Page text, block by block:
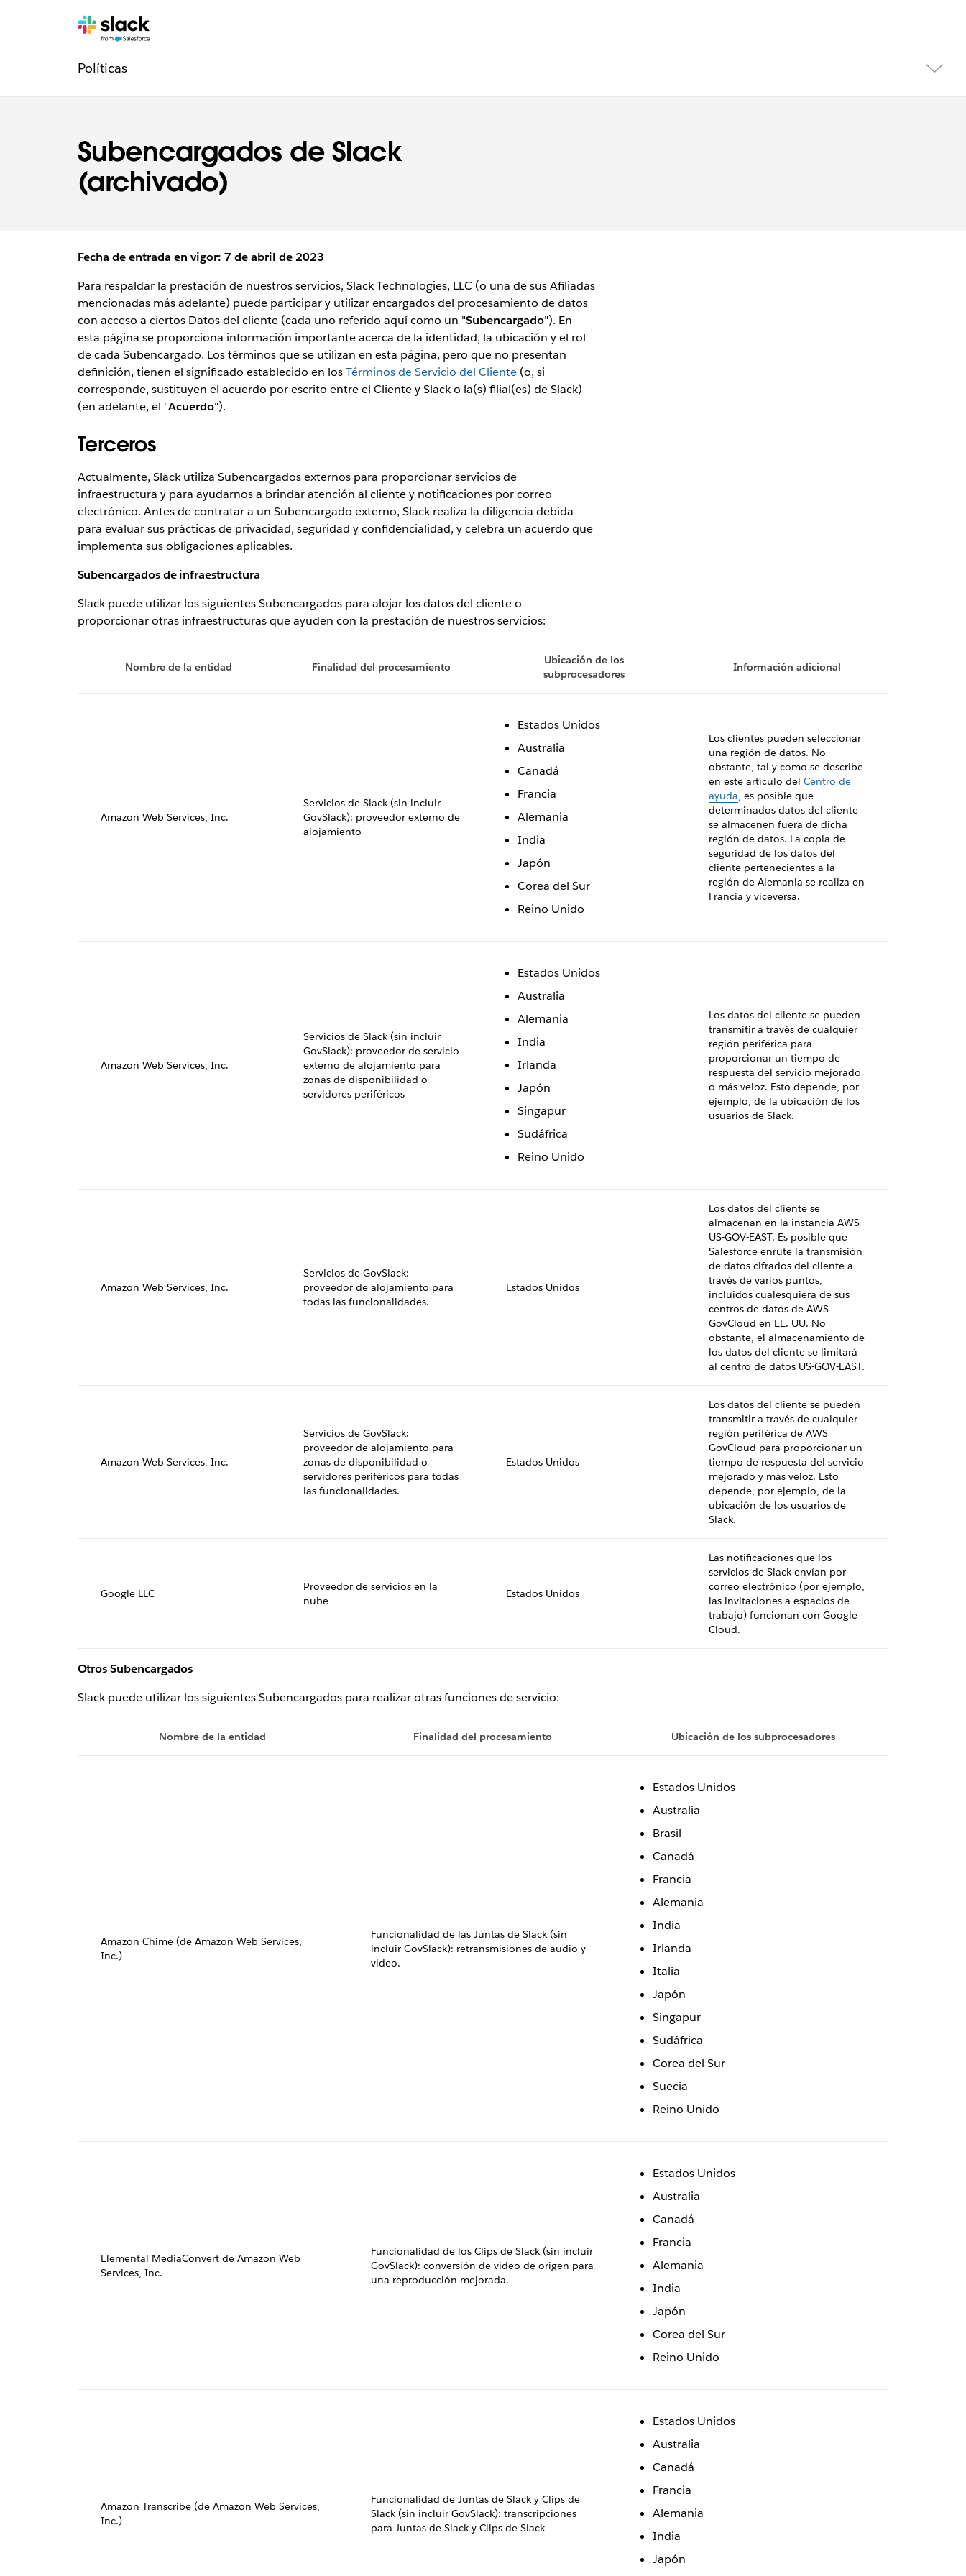
Subencargados de Slack
(archivado)
Páginas
Políticasadicionales
Fecha de entrada en vigor: 7 de abril de 2023
Para respaldar la prestación de nuestros servicios, Slack Technologies, LLC (o una de sus Afiliadas
mencionadas más adelante) puede participar y utilizar encargados del procesamiento de datos
con acceso a ciertos Datos del cliente (cada uno referido aquí como un "Subencargado"). En
esta página se proporciona información importante acerca de la identidad, la ubicación y el rol
de cada Subencargado. Los términos que se utilizan en esta página, pero que no presentan
definición, tienen el significado establecido en losTérminos de Servicio del Cliente(o, si
corresponde, sustituyen el acuerdo por escrito entre el Cliente y Slack o la(s) filial(es) de Slack)
(en adelante, el "Acuerdo").
Terceros
Actualmente, Slack utiliza Subencargados externos para proporcionar servicios de
infraestructura y para ayudarnos a brindar atención al cliente y notificaciones por correo
electrónico. Antes de contratar a un Subencargado externo, Slack realiza la diligencia debida
para evaluar sus prácticas de privacidad, seguridad y confidencialidad, y celebra un acuerdo que
implementa sus obligaciones aplicables.
Subencargados de infraestructura
Slack puede utilizar los siguientes Subencargados para alojar los datos del cliente o
proporcionar otras infraestructuras que ayuden con la prestación de nuestros servicios:
Nombre de la entidad Finalidad del procesamiento
Ubicación de los
subprocesadores
Información adicional
Amazon Web Services, Inc.
Servicios de Slack (sin incluir
GovSlack): proveedor externo de
alojamiento
Estados Unidos
Australia
Canadá
Francia
Alemania
India
Japón
Corea del Sur
Reino Unido
Los clientes pueden seleccionar
una región de datos. No
obstante, tal y como se describe
en este artículo del Centro de
ayuda, es posible que
determinados datos del cliente
se almacenen fuera de dicha
región de datos. La copia de
seguridad de los datos del
cliente pertenecientes a la
región de Alemania se realiza en
Francia y viceversa.
Amazon Web Services, Inc.
Servicios de Slack (sin incluir
GovSlack): proveedor de servicio
externo de alojamiento para
zonas de disponibilidad o
servidores periféricos
Estados Unidos
Australia
Alemania
India
Irlanda
Japón
Singapur
Sudáfrica
Reino Unido
Los datos del cliente se pueden
transmitir a través de cualquier
región periférica para
proporcionar un tiempo de
respuesta del servicio mejorado
o más veloz. Esto depende, por
ejemplo, de la ubicación de los
usuarios de Slack.
Amazon Web Services, Inc.
Servicios de GovSlack:
proveedor de alojamiento para
todas las funcionalidades.
Estados Unidos
Los datos del cliente se
almacenan en la instancia AWS
US-GOV-EAST. Es posible que
Salesforce enrute la transmisión
de datos cifrados del cliente a
través de varios puntos,
incluidos cualesquiera de sus
centros de datos de AWS
GovCloud en EE. UU. No
obstante, el almacenamiento de
los datos del cliente se limitará
al centro de datos US-GOV-EAST.
Amazon Web Services, Inc.
Servicios de GovSlack:
proveedor de alojamiento para
zonas de disponibilidad o
servidores periféricos para todas
las funcionalidades.
Estados Unidos
Los datos del cliente se pueden
transmitir a través de cualquier
región periférica de AWS
GovCloud para proporcionar un
tiempo de respuesta del servicio
mejorado y más veloz. Esto
depende, por ejemplo, de la
ubicación de los usuarios de
Slack.
Google LLC
Proveedor de servicios en la
nube
Estados Unidos
Las notificaciones que los
servicios de Slack envían por
correo electrónico (por ejemplo,
las invitaciones a espacios de
trabajo) funcionan con Google
Cloud.
Otros Subencargados
Slack puede utilizar los siguientes Subencargados para realizar otras funciones de servicio:
Nombre de la entidad Finalidad del procesamiento Ubicación de los subprocesadores
Amazon Chime (de Amazon Web Services,
Inc.)
Funcionalidad de las Juntas de Slack (sin
incluir GovSlack): retransmisiones de audio y
video.
Estados Unidos
Australia
Brasil
Canadá
Francia
Alemania
India
Irlanda
Italia
Japón
Singapur
Sudáfrica
Corea del Sur
Suecia
Reino Unido
Elemental MediaConvert de Amazon Web
Services, Inc.
Funcionalidad de los Clips de Slack (sin incluir
GovSlack): conversión de video de origen para
una reproducción mejorada.
Estados Unidos
Australia
Canadá
Francia
Alemania
India
Japón
Corea del Sur
Reino Unido
Amazon Transcribe (de Amazon Web Services,
Inc.)
Funcionalidad de Juntas de Slack y Clips de
Slack (sin incluir GovSlack): transcripciones
para Juntas de Slack y Clips de Slack
Estados Unidos
Australia
Canadá
Francia
Alemania
India
Japón